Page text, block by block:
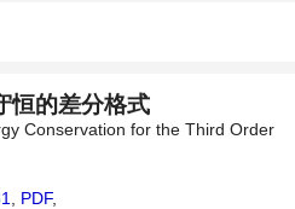
恒的差分格式
Conservation for the Third Order
PDF,